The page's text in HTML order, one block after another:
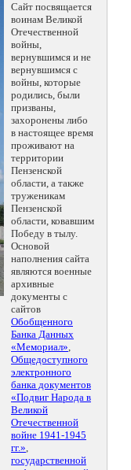
Сайт посвящается
воинам Великой
Отечественной
войны,
вернувшимся и не
вернувшимся с
войны, которые
родились, были
призваны,
захоронены либо
в настоящее время
проживают на
территории
Пензенской
области, а также
труженикам
Пензенской
области, ковавшим
Победу в тылу.
Основой
наполнения сайта
являются военные
архивные
документы с
сайтов
Обобщенного
Банка Данных
«Мемориал»,
Общедоступного
электронного
банка документов
«Подвиг Народа в
Великой
Отечественной
войне 1941-1945
гг.»,
государственной